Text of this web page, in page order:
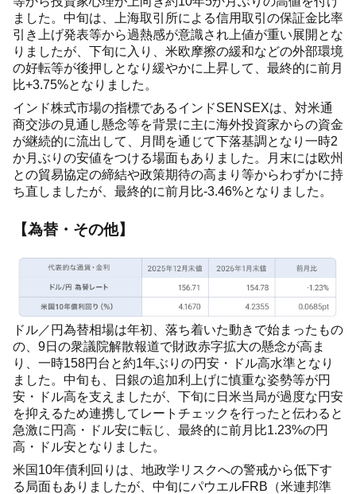
ました。中旬は、上海取引所による信用取引の保証金比率
引き上げ発表等から過熱感が意識され上値が重い展開とな
りましたが、下旬に入り、米欧摩擦の緩和などの外部環境
の好転等が後押しとなり緩やかに上昇して、最終的に前月
比+3.75%となりました。
インド株式市場の指標であるインドSENSEXは、対米通
商交渉の見通し懸念等を背景に主に海外投資家からの資金
が継続的に流出して、月間を通じて下落基調となり一時2
か月ぶりの安値をつける場面もありました。月末には欧州
との貿易協定の締結や政策期待の高まり等からわずかに持
ち直しましたが、最終的に前月比-3.46%となりました。
【為替・その他】
ドル／円為替相場は年初、落ち着いた動きで始まったもの
の、9日の衆議院解散報道で財政赤字拡大の懸念が高ま
り、一時158円台と約1年ぶりの円安・ドル高水準となり
ました。中旬も、日銀の追加利上げに慎重な姿勢等が円
安・ドル高を支えましたが、下旬に日米当局が過度な円安
を抑えるため連携してレートチェックを行ったと伝わると
急激に円高・ドル安に転じ、最終的に前月比1.23%の円
高・ドル安となりました。
米国10年債利回りは、地政学リスクへの警戒から低下す
る局面もありましたが、中旬にパウエルFRB（米連邦準